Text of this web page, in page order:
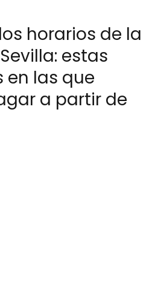
horarios de la
estas
en las que
a partir de